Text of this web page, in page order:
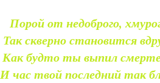
Порой от недоброго,
Так скверно становится
Как будто ты выпил
И час твой последний так